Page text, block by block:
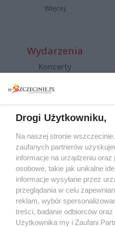
Więcej
Wydarzenia
Koncerty
Spacery i oprowadzania
targi
Wernisaże
Więcej
Drogi Użytkowniku,
Na naszej stronie
zaufanych partnerów
informacje na urządzeniu
osobowe, takie jak unikalne
informacje wysyłane przez
przeglądania w celu
reklam, wybór
treści, badanie odbiorców oraz
Użytkownika my i Zaufani